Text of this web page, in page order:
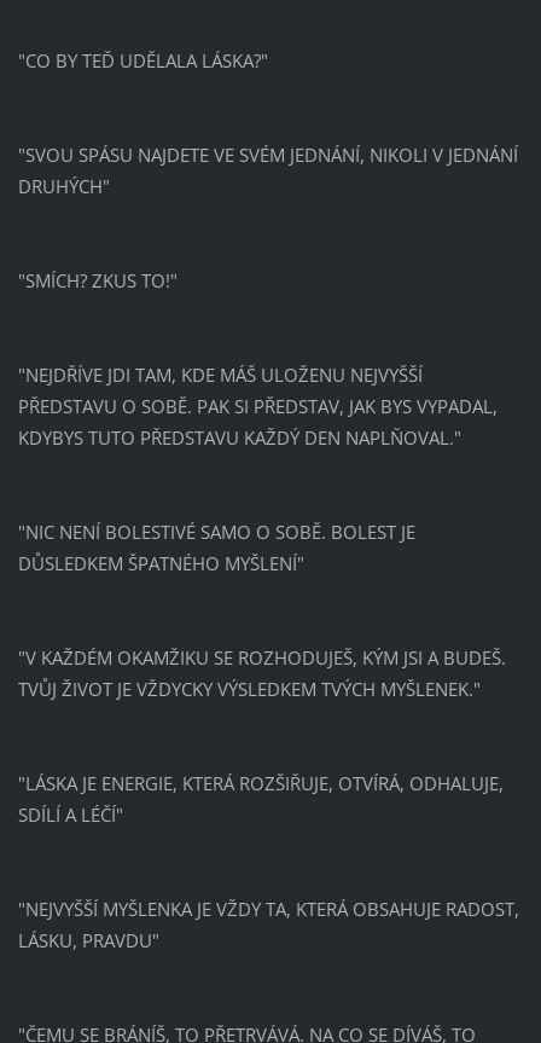
"CO BY TEĎ UDĚLALA LÁSKA?"
"SVOU SPÁSU NAJDETE VE SVÉM JEDNÁNÍ, NIKOLI V JEDNÁNÍ
DRUHÝCH"
"SMÍCH? ZKUS TO!"
"NEJDŘÍVE JDI TAM, KDE MÁŠ ULOŽENU NEJVYŠŠÍ
PŘEDSTAVU O SOBĚ. PAK SI PŘEDSTAV, JAK BYS VYPADAL,
KDYBYS TUTO PŘEDSTAVU KAŽDÝ DEN NAPLŇOVAL."
"NIC NENÍ BOLESTIVÉ SAMO O SOBĚ. BOLEST JE
DŮSLEDKEM ŠPATNÉHO MYŠLENÍ"
"V KAŽDÉM OKAMŽIKU SE ROZHODUJEŠ, KÝM JSI A BUDEŠ.
TVŮJ ŽIVOT JE VŽDYCKY VÝSLEDKEM TVÝCH MYŠLENEK."
"LÁSKA JE ENERGIE, KTERÁ ROZŠIŘUJE, OTVÍRÁ, ODHALUJE,
SDÍLÍ A LÉČÍ"
"NEJVYŠŠÍ MYŠLENKA JE VŽDY TA, KTERÁ OBSAHUJE RADOST,
LÁSKU, PRAVDU"
"ČEMU SE BRÁNÍŠ, TO PŘETRVÁVÁ. NA CO SE DÍVÁŠ, TO